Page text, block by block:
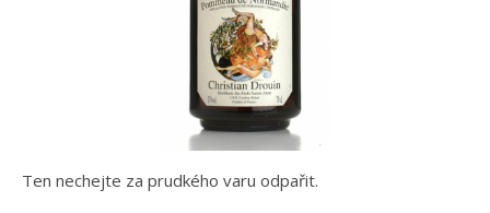
Ten nechejte za prudkého varu odpařit.